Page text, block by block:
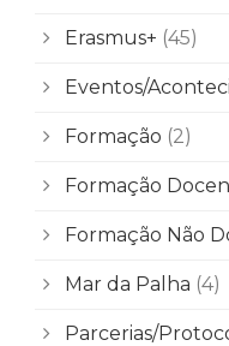
Erasmus+ (45)
Eventos/
Formação (2)
Formação
Formação Não
Mar da Palha (4)
Parcerias/